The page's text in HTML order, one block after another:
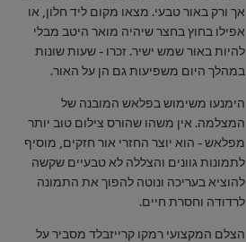
אך ורק באור טבעי. מצאו מקום ליד חלון, או
אפילו בחוץ בחצר שיהיה מואר היטב מבלי
להיות באור שמש ישיר. זכרו - שעות שונות
במהלך היום משפיעות גם הן על האור.
הימנעו משימוש בפלאש המובנה של
המצלמה. אין משהו שהורס צילום טוב יותר
מפלאש - הוא יוצר החזרי אור חזקים, מוסיף
לתמונות גוונים והצללה לא טבעיים שקשה
להוציא בעריכה ונוטה להפוך את התמונה
לרדודה וחסרת חיים.
הצלם המקצועי רמקו קרייזבלד מסביר על